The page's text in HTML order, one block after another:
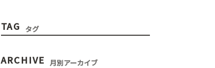
TAG タグ
ARCHIVE 月別アーカイブ